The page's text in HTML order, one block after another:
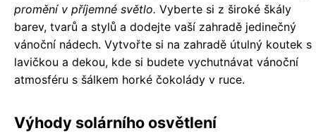
promění v příjemné světlo. Vyberte si z široké škály
barev, tvarů a stylů a dodejte vaší zahradě jedinečný
vánoční nádech. Vytvořte si na zahradě útulný koutek s
lavičkou a dekou, kde si budete vychutnávat vánoční
atmosféru s šálkem horké čokolády v ruce.
Výhody solárního osvětlení